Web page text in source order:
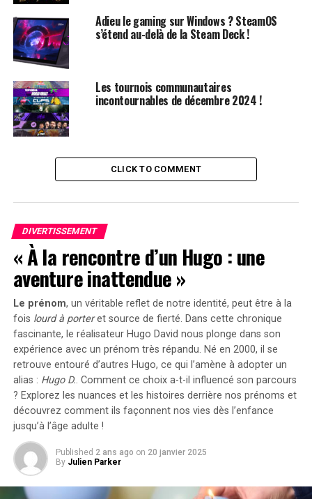
Célébrations spéciales dans
Coin Master
Aperçu des Événements Récents
Les événements spéciaux dans Coin Master
représentent une occasion en or pour remporter des
Boum Cartes(27 janvier 2022) : un événement
où vous pouvez échanger vos cartes contre des
aventure Viking
vous dans cette quête pour découvrir des trésors
cachés.
Ces événements ajoutent une dimension
supplémentaire au jeu, rendant chaque session encore
plus palpitante.
Tactiques Avancées pour Jouer
avec Efficacité
L’Importance Cruciale des Étoiles
Les étoiles sont essentielles pour progresser
efficacement. Elles permettent de débloquer divers
avantages qui faciliteront votre parcours dans le jeu.
Adieu le gaming sur Windows ? SteamOS
s’étend au-delà de la Steam Deck !
Les tournois communautaires
incontournables de décembre 2024 !
CLICK TO COMMENT
DIVERTISSEMENT
« À la rencontre d’un Hugo : une
aventure inattendue »
Le prénom, un véritable reflet de notre identité, peut être à la
fois lourd à porteret source de fierté. Dans cette chronique
fascinante, le réalisateur Hugo David nous plonge dans son
expérience avec un prénom très répandu. Né en 2000, il se
retrouve entouré d’autres Hugo, ce qui l’amène à adopter un
alias : Hugo D.. Comment ce choix a-t-il influencé son parcours
? Explorez les nuances et les histoires derrière nos prénoms et
découvrez comment ils façonnent nos vies dès l’enfance
jusqu’à l’âge adulte !
Published 2 ans ago on 20 janvier 2025
By Julien Parker